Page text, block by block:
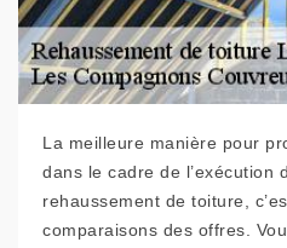
La meilleure manière pour
dans le cadre de l’exécution
rehaussement de toiture,
comparaisons des offres.